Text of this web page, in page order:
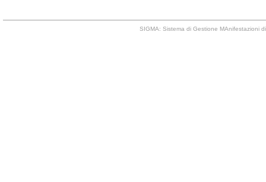
SIGMA: Sistema di Gestione MAnifestazioni